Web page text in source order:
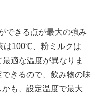
できる点が最大の強み
は100℃、粉ミルクは
適な温度が異なりま
きるので、飲み物の味
も、設定温度で最大